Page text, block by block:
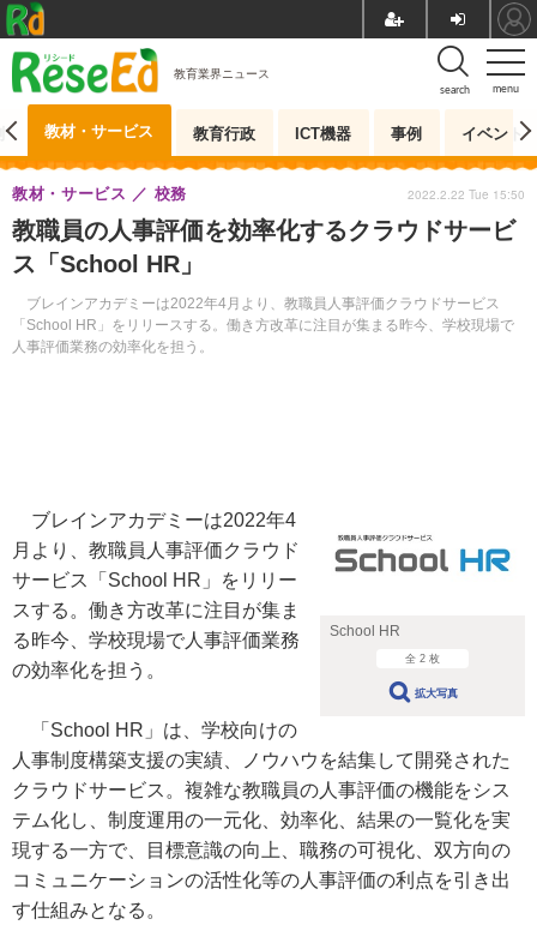
menu
search
教育業界ニュース
教材・サービス 教育行政 ICT機器 事例 イベント
教職員の人事評価を効率化するクラウドサービ
ス「School HR」
ブレインアカデミーは2022年4月より、教職員人事評価クラウドサービス
「School HR」をリリースする。働き方改革に注目が集まる昨今、学校現場で
人事評価業務の効率化を担う。
教材・サービス 校務 2022.2.22 Tue 15:50
School HR
全 2 枚
拡大写真
ブレインアカデミーは2022年4
月より、教職員人事評価クラウド
サービス「School HR」をリリー
スする。働き方改革に注目が集ま
る昨今、学校現場で人事評価業務
の効率化を担う。
「School HR」は、学校向けの
人事制度構築支援の実績、ノウハウを結集して開発された
クラウドサービス。複雑な教職員の人事評価の機能をシス
テム化し、制度運用の一元化、効率化、結果の一覧化を実
現する一方で、目標意識の向上、職務の可視化、双方向の
コミュニケーションの活性化等の人事評価の利点を引き出
す仕組みとなる。